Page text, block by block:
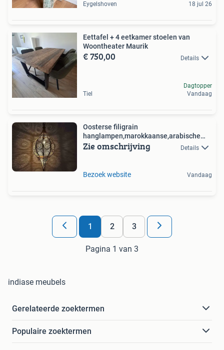
Eygelshoven 18 jul 26
Eettafel + 4 eetkamer stoelen van
Woontheater Maurik
€ 750,00 Details
Tiel
Dagtopper
Vandaag
Oosterse filigrain
hanglampen,marokkaanse,arabische
sfeer
Zie omschrijving Details
Bezoek website Vandaag
1 2 3
Pagina 1 van 3
indiase meubels
Gerelateerde zoektermen
Populaire zoektermen